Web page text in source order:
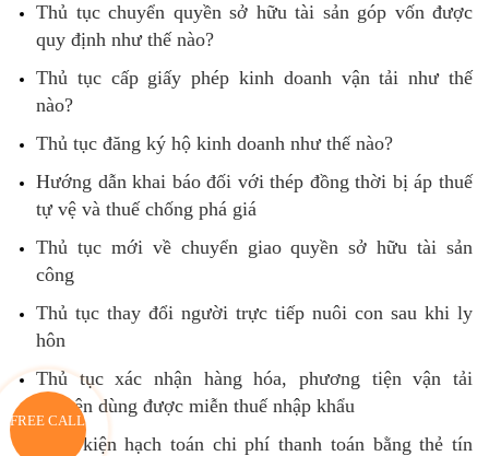
Thủ tục chuyển quyền sở hữu tài sản góp vốn được
quy định như thế nào?
Thủ tục cấp giấy phép kinh doanh vận tải như thế
nào?
Thủ tục đăng ký hộ kinh doanh như thế nào?
Hướng dẫn khai báo đối với thép đồng thời bị áp thuế
tự vệ và thuế chống phá giá
Thủ tục mới về chuyển giao quyền sở hữu tài sản
công
Thủ tục thay đổi người trực tiếp nuôi con sau khi ly
hôn
Thủ tục xác nhận hàng hóa, phương tiện vận tải
chuyên dùng được miễn thuế nhập khẩu
Điều kiện hạch toán chi phí thanh toán bằng thẻ tín
FREE CALL